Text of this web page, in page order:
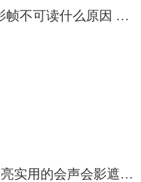
会声会影帧不可读什么原因 会声会影帧不可读怎么解决
650款漂亮实用的会声会影遮罩素材